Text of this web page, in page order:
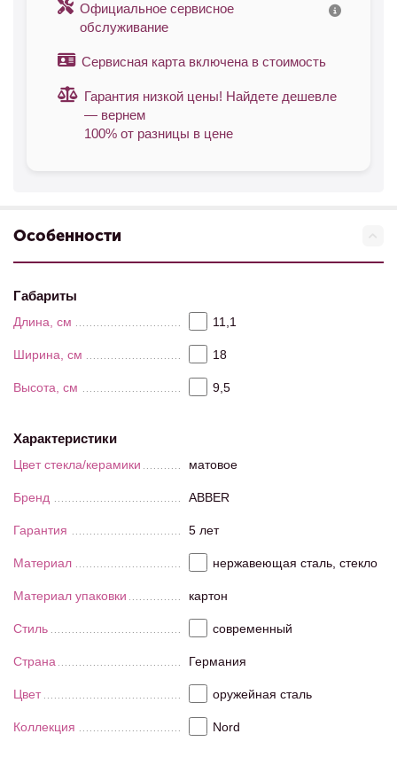
Официальное сервисное
обслуживание
Сервисная карта включена в стоимость
Гарантия низкой цены! Найдете дешевле
— вернем
100% от разницы в цене
Особенности
Габариты
Длина, см 11,1
Ширина, см 18
Высота, см 9,5
Характеристики
Цвет стекла/керамики матовое
Бренд ABBER
Гарантия 5 лет
Материал нержавеющая сталь, стекло
Материал упаковки картон
Стиль современный
Страна Германия
Цвет оружейная сталь
Коллекция Nord